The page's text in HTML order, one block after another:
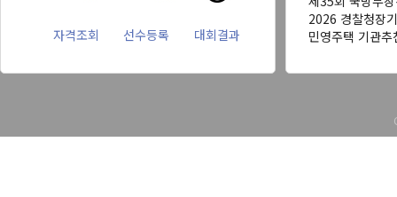
자격조회 선수등록 대회결과
2026 경찰청장
민영주택 기관